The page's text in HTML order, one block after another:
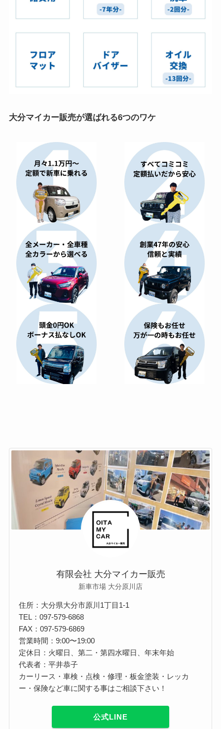
大分マイカー販売が選ばれる6つのワケ
有限会社 大分マイカー販売
新車市場 大分原川店
住所：大分県大分市原川1丁目1-1
TEL：097-579-6868
FAX：097-579-6869
営業時間：9:00〜19:00
定休日：火曜日、第二・第四水曜日、年末年始
代表者：平井恭子
カーリース・車検・点検・修理・板金塗装・レッカ
ー・保険など車に関する事はご相談下さい！
公式LINE